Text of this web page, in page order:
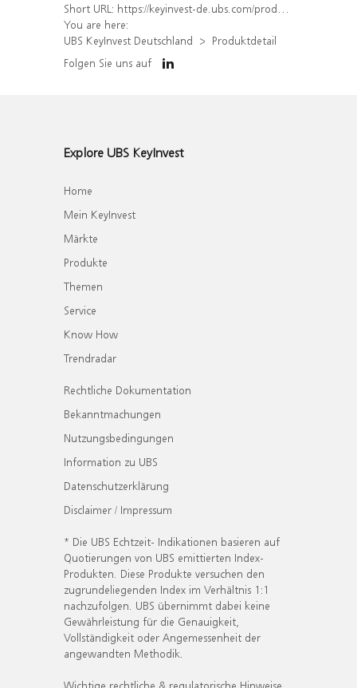
Short URL: https://keyinvest-de.ubs.com/produkt/detail/index/isin/DE000WA7EKC3
You are here:
UBS KeyInvest Deutschland
Produktdetail
Folgen Sie uns auf
Explore UBS KeyInvest
Home
Mein KeyInvest
Märkte
Produkte
Themen
Service
Know How
Trendradar
Rechtliche Dokumentation
Bekanntmachungen
Nutzungsbedingungen
Information zu UBS
Datenschutzerklärung
Disclaimer / Impressum
* Die UBS Echtzeit- Indikationen basieren auf
Quotierungen von UBS emittierten Index-
Produkten. Diese Produkte versuchen den
zugrundeliegenden Index im Verhältnis 1:1
nachzufolgen. UBS übernimmt dabei keine
Gewährleistung für die Genauigkeit,
Vollständigkeit oder Angemessenheit der
angewandten Methodik.